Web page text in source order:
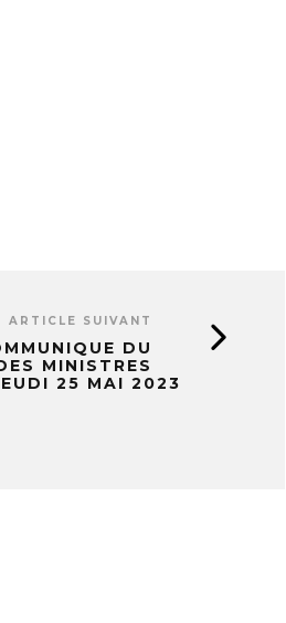
ARTICLE SUIVANT
DU
MINISTRES
25 MAI 2023